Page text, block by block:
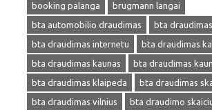
booking palanga
brugmann langai
bta automobilio draudimas
bta draudimas
bta draudimas internetu
bta draudimas
bta draudimas kaunas
bta draudimas
bta draudimas klaipeda
bta draudimas
bta draudimas vilnius
bta draudimo